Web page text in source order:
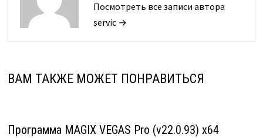
Посмотреть все записи автора
servic →
ВАМ ТАКЖЕ МОЖЕТ ПОНРАВИТЬСЯ
Программа MAGIX VEGAS Pro (v22.0.93) x64